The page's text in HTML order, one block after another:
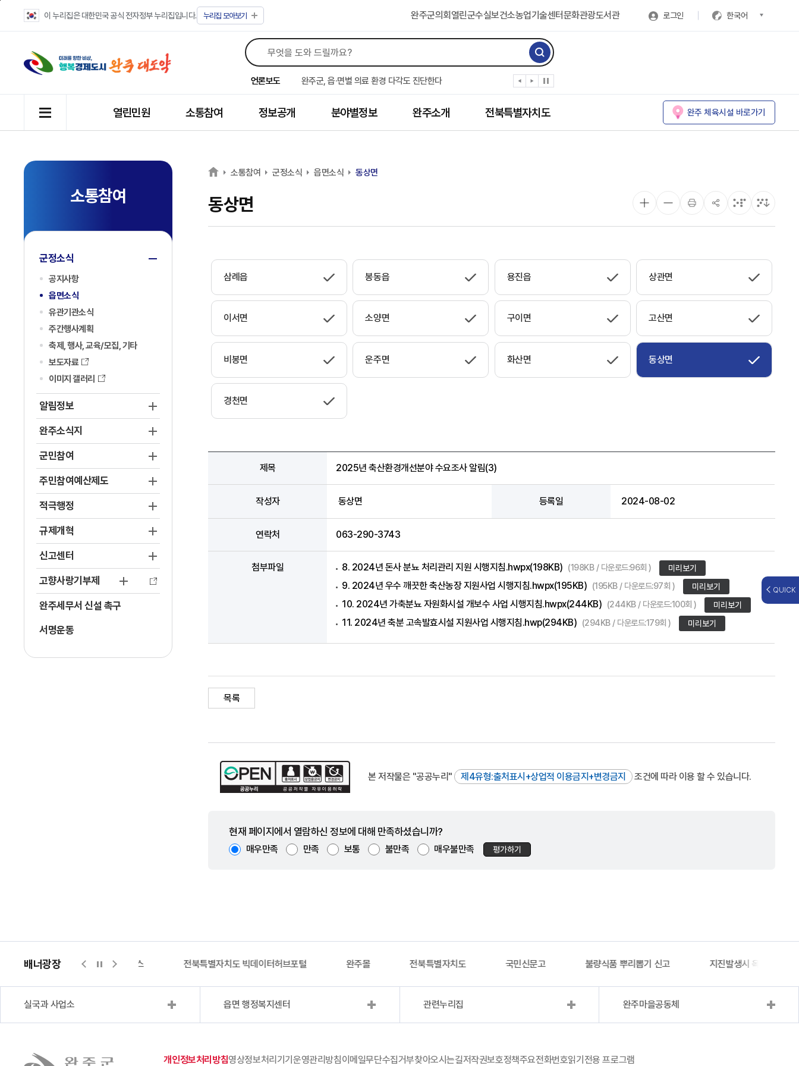
이 누리집은 대한민국 공식 전자정부 누리집입니다. 누리집 모아보기 완주군의회 열린군수실보건소농업기술센터문화관광도서관 로그인 한국어
언론보도
완주군, ‘수의계약 총량제’ 개편 운영
완주군 청소년, 초록우산 지원으로 치과 치료
완주군, 읍·면별 의료 환경 다각도 진단한다
완주군, 모바일 헬스케어 “내 건강 변화 직접 확인”
완주군 “여름휴가철 청소년 안전 지킨다”
완주 청소년, 삼성 임직원 만나 미래 진로 그린다
전북은행, 완주군에 ‘시원키트’ 60세트 기탁
유희태 완주군수, 친환경 농업인 현장 목소리 경청
열린민원 소통참여 정보공개 분야별정보 완주소개 전북특별자치도 완주 체육시설 바로가기
소통참여
군정소식
공지사항
읍면소식
유관기관소식
주간행사계획
축제, 행사, 교육/모집, 기타
보도자료
이미지 갤러리
알림정보
완주소식지
군민참여
주민참여예산제도
적극행정
규제개혁
신고센터
고향사랑기부제
완주세무서 신설 촉구
서명운동
소통참여 군정소식 읍면소식 동상면
동상면
삼례읍 봉동읍 용진읍 상관면
이서면 소양면 구이면 고산면
비봉면 운주면 화산면 동상면
경천면
제목 2025년 축산환경개선분야 수요조사 알림(3)
작성자 동상면 등록일 2024-08-02
연락처 063-290-3743
첨부파일 8. 2024년 돈사 분뇨 처리관리 지원 시행지침.hwpx(198KB) (198KB / 다운로드:96회 ) 미리보기
9. 2024년 우수 깨끗한 축산농장 지원사업 시행지침.hwpx(195KB) (195KB / 다운로드:97회 ) 미리보기
10. 2024년 가축분뇨 자원화시설 개보수 사업 시행지침.hwpx(244KB) (244KB / 다운로드:100회 ) 미리보기
11. 2024년 축분 고속발효시설 지원사업 시행지침.hwp(294KB) (294KB / 다운로드:179회 ) 미리보기
목록
본 저작물은 "공공누리" 제4유형:출처표시+상업적 이용금지+변경금지 조건에 따라 이용 할 수 있습니다.
현재 페이지에서 열람하신 정보에 대해 만족하셨습니까?
매우만족 만족 보통 불만족 매우불만족 평가하기
QUICK
배너광장
지적측량바로처리센터 위택스 전북특별자치도 빅데이터허브포털 완주몰 전북특별자치도 국민신문고 불량식품 뿌리뽑기 신고 지진발생시 옥외대피소
실국과 사업소 읍면 행정복지센터 관련누리집 완주마을공동체
개인정보처리방침영상정보처리기기운영관리방침이메일무단수집거부찾아오시는길저작권보호정책주요전화번호읽기전용 프로그램